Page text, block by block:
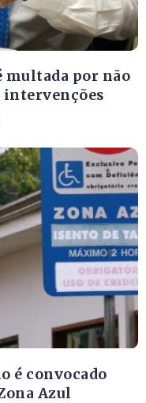
multada por não
intervenções
é convocado
Azul